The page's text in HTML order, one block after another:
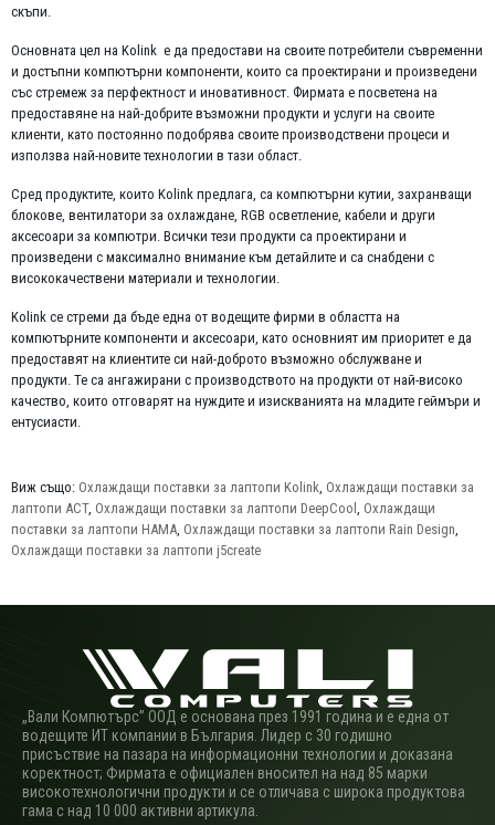
скъпи.
Основната цел на Kolink е да предостави на своите потребители съвременни
и достъпни компютърни компоненти, които са проектирани и произведени
със стремеж за перфектност и иновативност. Фирмата е посветена на
предоставяне на най-добрите възможни продукти и услуги на своите
клиенти, като постоянно подобрява своите производствени процеси и
използва най-новите технологии в тази област.
Сред продуктите, които Kolink предлага, са компютърни кутии, захранващи
блокове, вентилатори за охлаждане, RGB осветление, кабели и други
аксесоари за компютри. Всички тези продукти са проектирани и
произведени с максимално внимание към детайлите и са снабдени с
висококачествени материали и технологии.
Kolink се стреми да бъде една от водещите фирми в областта на
компютърните компоненти и аксесоари, като основният им приоритет е да
предоставят на клиентите си най-доброто възможно обслужване и
продукти. Те са ангажирани с производството на продукти от най-високо
качество, които отговарят на нуждите и изискванията на младите геймъри и
ентусиасти.
Виж също: Охлаждащи поставки за лаптопи Kolink, Охлаждащи поставки за
лаптопи ACT, Охлаждащи поставки за лаптопи DeepCool , Охлаждащи
поставки за лаптопи HAMA, Охлаждащи поставки за лаптопи Rain Design,
Охлаждащи поставки за лаптопи j5create
„Вали Компютърс” ООД е основана през 1991 година и е една от
водещите ИТ компании в България. Лидер с 30 годишно
присъствие на пазара на информационни технологии и доказана
коректност; Фирмата е официален вносител на над 85 марки
високотехнологични продукти и се отличава с широка продуктова
гама с над 10 000 активни артикула.